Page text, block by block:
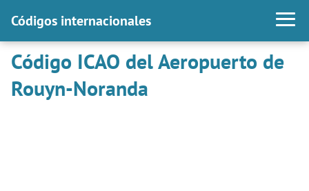
Códigos internacionales
Código ICAO del Aeropuerto de
Rouyn-Noranda